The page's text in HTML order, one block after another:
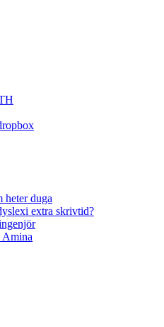
heter duga
extra skrivtid?
Amina